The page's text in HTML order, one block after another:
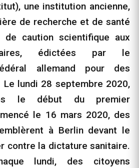
une institution ancienne,
de recherche et de santé
de caution scientifique aux
édictées par le
allemand pour des
lundi 28 septembre 2020,
le début du premier
le 16 mars 2020, des
à Berlin devant le
contre la dictature sanitaire.
lundi, des citoyens